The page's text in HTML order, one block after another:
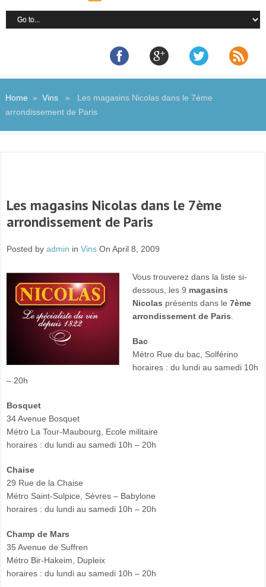
Home » Vins» Les magasins Nicolas dans le 7ème
arrondissement de Paris
Les magasins Nicolas dans le 7ème
arrondissement de Paris
Posted byadmin inVins On April 8, 2009
Vous trouverez dans la liste si-
dessous, les 9 magasins
Nicolas présents dans le7ème
arrondissement de Paris
Bac
Métro Rue du bac, Solférino
horaires : du lundi au samedi 10h
– 20h
Bosquet
34 Avenue Bosquet
Métro La Tour-Maubourg, Ecole militaire
horaires : du lundi au samedi 10h – 20h
Chaise
29 Rue de la Chaise
Métro Saint-Sulpice, Sèvres – Babylone
horaires : du lundi au samedi 10h – 20h
Champ de Mars
35 Avenue de Suffren
Métro Bir-Hakeim, Dupleix
horaires : du lundi au samedi 10h – 20h